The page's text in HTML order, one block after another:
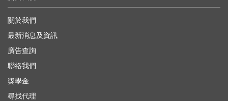
關於我們
最新消息及資訊
廣告查詢
聯絡我們
獎學金
尋找代理